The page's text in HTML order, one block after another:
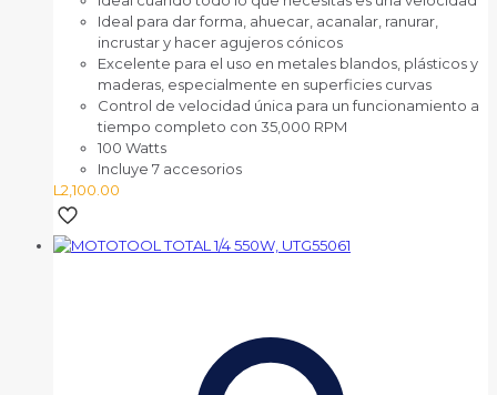
Ideal para dar forma, ahuecar, acanalar, ranurar,
incrustar y hacer agujeros cónicos
Excelente para el uso en metales blandos, plásticos y
maderas, especialmente en superficies curvas
Control de velocidad única para un funcionamiento a
tiempo completo con 35,000 RPM
100 Watts
Incluye 7 accesorios
L2,100.00